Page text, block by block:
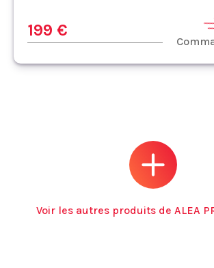
199 €
Voir les autres produits de ALEA